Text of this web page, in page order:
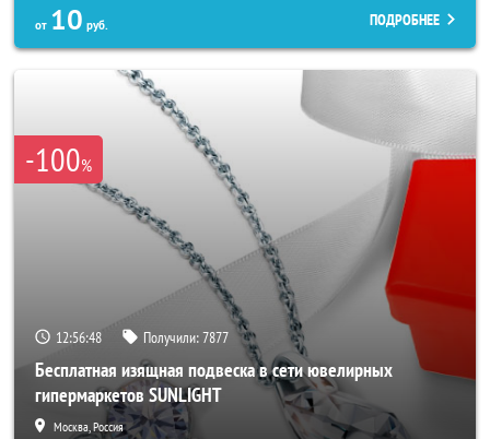
от 10 руб. ПОДРОБНЕЕ
-100%
12:56:44 Получили:7877
Бесплатная изящная подвеска в сети ювелирных
гипермаркетов SUNLIGHT
Москва, Россия